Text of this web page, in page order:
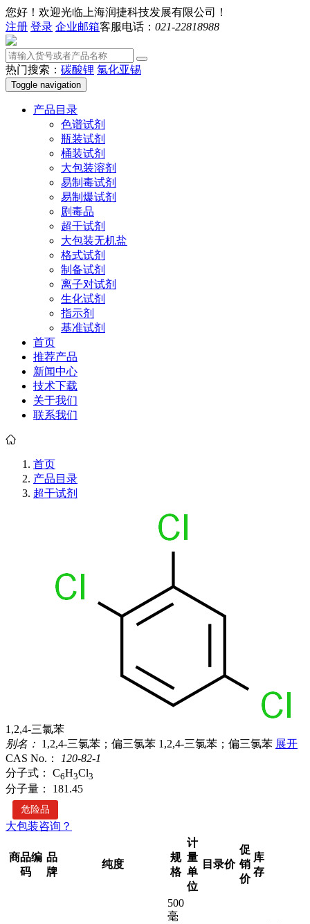
您好！欢迎光临上海润捷科技发展有限公司！
注册 登录 企业邮箱客服电话： 021-22818988
热门搜索： 碳酸锂 氯化亚锡
Toggle navigation
产品目录
色谱试剂
瓶装试剂
桶装试剂
大包装溶剂
易制毒试剂
易制爆试剂
剧毒品
超干试剂
大包装无机盐
格式试剂
制备试剂
离子对试剂
生化试剂
指示剂
基准试剂
首页
推荐产品
新闻中心
技术下载
关于我们
联系我们
首页
产品目录
超干试剂
1,2,4-三氯苯
别名： 1,2,4-三氯苯；偏三氯苯 1,2,4-三氯苯；偏三氯苯 展开
CAS No.：
120-82-1
分子式：
C6H3Cl3
分子量： 181.45
危险品
大包装咨询？
商品编
码
品
牌
纯度
规
格
计
量
单
位
目录价
促
销
价
库
存
500
毫